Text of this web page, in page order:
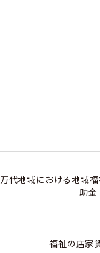
万代地域における地域
助金
福祉の店家